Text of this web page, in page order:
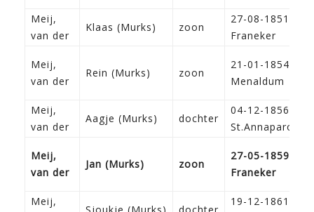
Meij,
van der
Klaas (Murks) zoon
27-08-1851
Franeker
Meij,
van der
Rein (Murks) zoon
21-01-1854
Menaldum
Meij,
van der
Aagje (Murks) dochter
04-12-1856
St.Annaparochie
Meij,
van der
Jan (Murks) zoon
27-05-1859
Franeker
Meij,
19-12-1861